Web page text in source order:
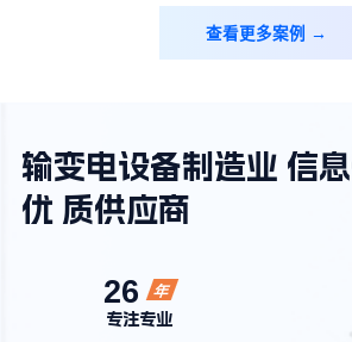
查看更多案例 →
输变电设备制造业 信
优 质供应商
26
年
专注专业